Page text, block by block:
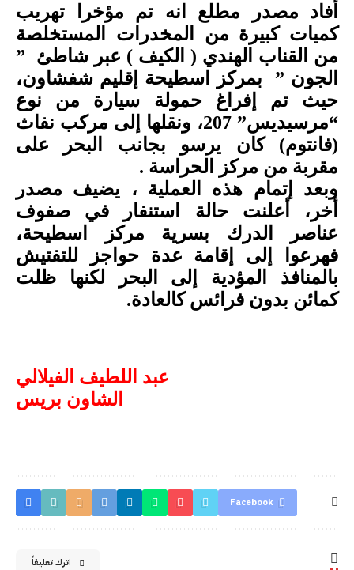
أفاد مصدر مطلع انه تم مؤخرا تهريب
كميات كبيرة من المخدرات المستخلصة
من القناب الهندي ( الكيف ) عبر شاطئ ”
الجون ” بمركز اسطيحة إقليم شفشاون،
حيث تم إفراغ حمولة سيارة من نوع
“مرسيديس” 207، ونقلها إلى مركب نفاث
(فانتوم) كان يرسو بجانب البحر على
مقربة من مركز الحراسة .
وبعد إتمام هذه العملية ، يضيف مصدر
أخر، أعلنت حالة استنفار في صفوف
عناصر الدرك بسرية مركز اسطيحة،
فهرعوا إلى إقامة عدة حواجز للتفتيش
بالمنافذ المؤدية إلى البحر لكنها ظلت
كمائن بدون فرائس كالعادة.
عبد اللطيف الفيلالي
الشاون بريس
Facebook
اترك تعليقاً